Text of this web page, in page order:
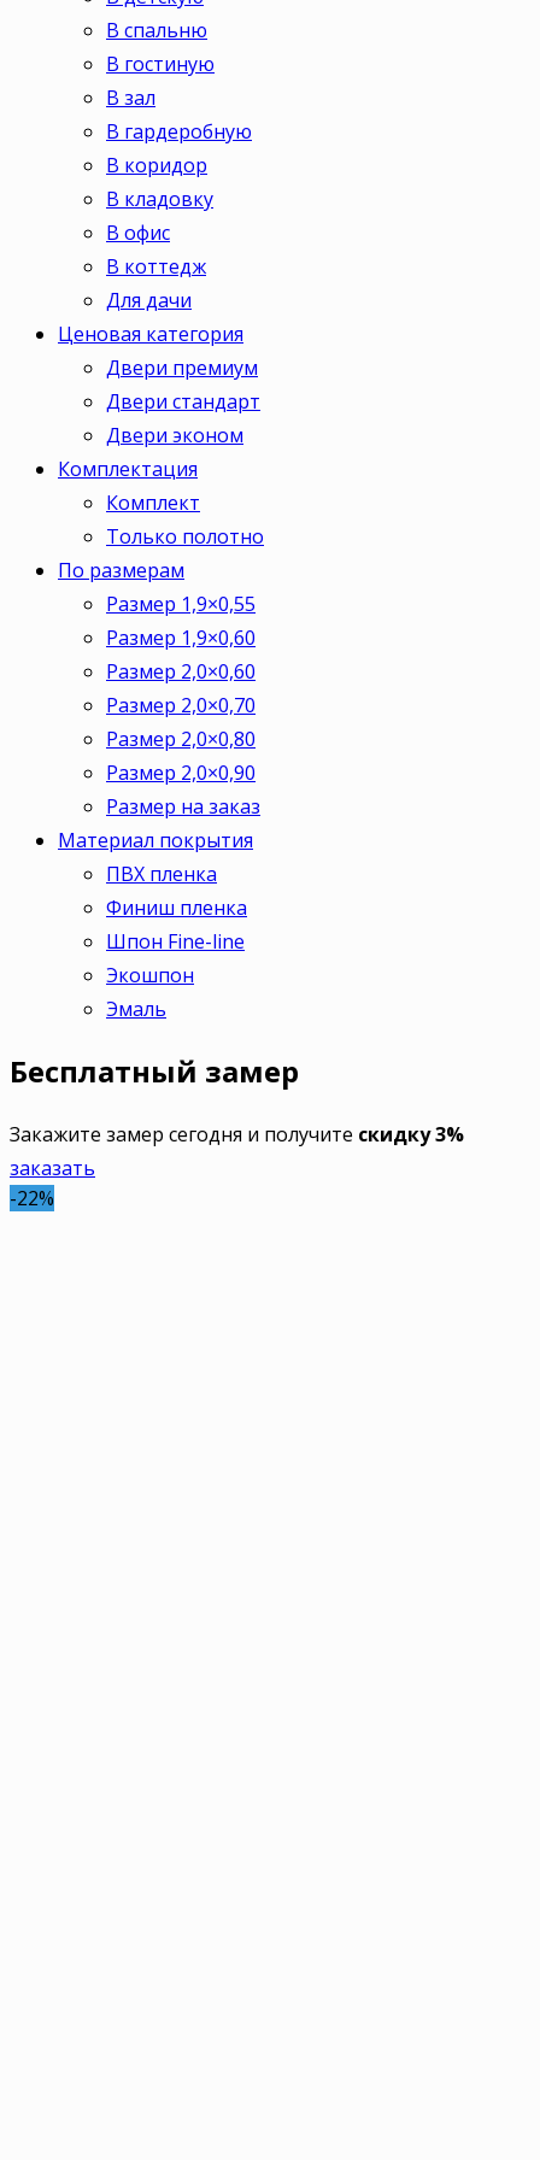
В спальню
В гостиную
В зал
В гардеробную
В коридор
В кладовку
В офис
В коттедж
Для дачи
Ценовая категория
Двери премиум
Двери стандарт
Двери эконом
Комплектация
Комплект
Только полотно
По размерам
Размер 1,9×0,55
Размер 1,9×0,60
Размер 2,0×0,60
Размер 2,0×0,70
Размер 2,0×0,80
Размер 2,0×0,90
Размер на заказ
Материал покрытия
ПВХ пленка
Финиш пленка
Шпон Fine-line
Экошпон
Эмаль
Бесплатный замер
Закажите замер сегодня и получите скидку 3%
заказать
-22%